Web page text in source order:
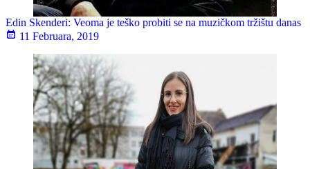
Edin Skenderi: Veoma je teško probiti se na muzičkom tržištu danas
11 Februara, 2019